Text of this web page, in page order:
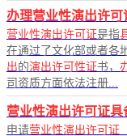
办理营业性演出许可
营业性演出许可证是指
在通过了文化部或者各
出的演出许可性证书，
司资质方面依法注册...
营业性演出许可证具
申请营业性演出许可证